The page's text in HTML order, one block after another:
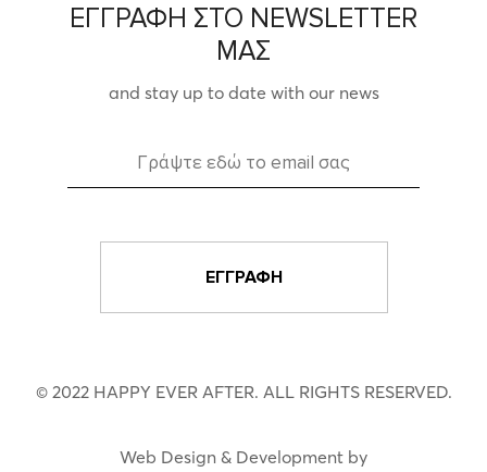
ΕΓΓΡΑΦΗ ΣΤΟ NEWSLETTER
ΜΑΣ
and stay up to date with our news
© 2022 HAPPY EVER AFTER. ALL RIGHTS RESERVED.
Web Design & Development by